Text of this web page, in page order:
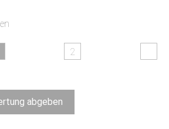
(9,0 km) ,Freibad (0,0 km)
direkt am See.
2
abgeben